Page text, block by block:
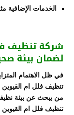
الخدمات الإضافية
شركة تنظيف
لضمان بيئة
في ظل الاهتمام
تنظيف فلل ام القيوين
من يبحث عن بيئة
تنظيف فلل ام القيوين